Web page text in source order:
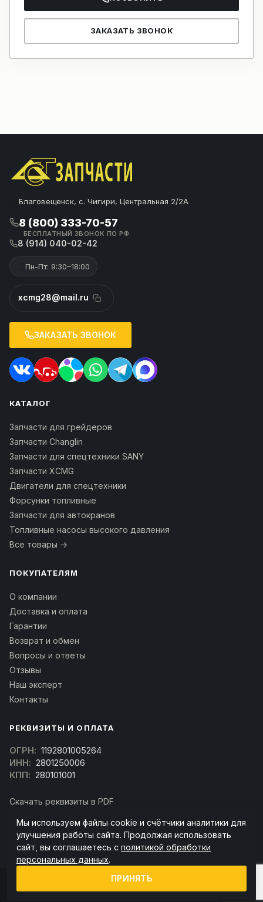
ЗАКАЗАТЬ ЗВОНОК
Благовещенск, с. Чигири, Центральная 2/2А
8 (800) 333-70-57
БЕСПЛАТНЫЙ ЗВОНОК ПО РФ
8 (914) 040-02-42
Пн-Пт: 9:30–18:00
xcmg28@mail.ru
ЗАКАЗАТЬ ЗВОНОК
КАТАЛОГ
Запчасти для грейдеров
Запчасти Changlin
Запчасти для спецтехники SANY
Запчасти XCMG
Двигатели для спецтехники
Форсунки топливные
Запчасти для автокранов
Топливные насосы высокого давления
Все товары →
ПОКУПАТЕЛЯМ
О компании
Доставка и оплата
Гарантии
Возврат и обмен
Вопросы и ответы
Отзывы
Наш эксперт
Контакты
РЕКВИЗИТЫ И ОПЛАТА
ОГРН: 1192801005264
ИНН: 2801250006
КПП: 280101001
Скачать реквизиты в PDF
(Скачать договор)
Мы используем файлы cookie и счётчики аналитики для
улучшения работы сайта. Продолжая использовать
сайт, вы соглашаетесь с политикой обработки
персональных данных.
ПРИНЯТЬ